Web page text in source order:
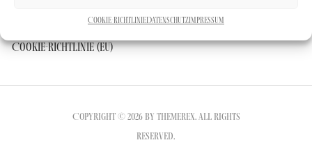
Cookie-RichtlinieDatenschutzImpressum
Impressum Kontakt
Cookie-Richtlinie (EU)
Copyright © 2026 by ThemeREX. All rights
reserved.